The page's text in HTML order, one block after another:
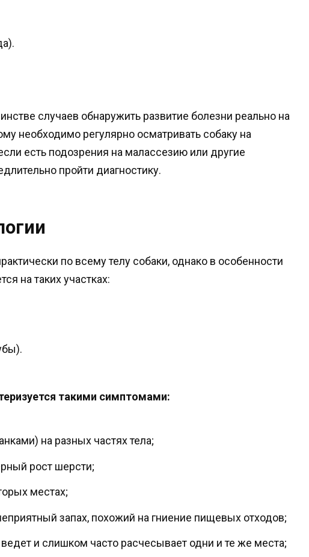
случаев обнаружить развитие болезни реально на
необходимо регулярно осматривать собаку на
есть подозрения на малассезию или другие
пройти диагностику.
по всему телу собаки, однако в особенности
на таких участках:
такими симптомами:
на разных частях тела;
рост шерсти;
местах;
запах, похожий на гниение пищевых отходов;
и слишком часто расчесывает одни и те же места;